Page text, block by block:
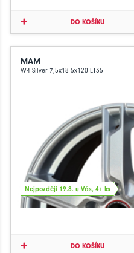
DO KOŠÍKU
MAM
W4 Silver 7,5x18 5x120 ET35
Nejpozději 19.8. u Vás, 4+ ks
DO KOŠÍKU